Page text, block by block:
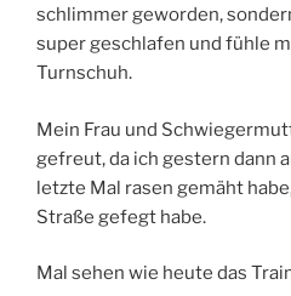
schlimmer geworden,
super geschlafen und fühle
Turnschuh.
Mein Frau und
gefreut, da ich gestern dann
letzte Mal rasen gemäht
Straße gefegt habe.
Mal sehen wie heute das